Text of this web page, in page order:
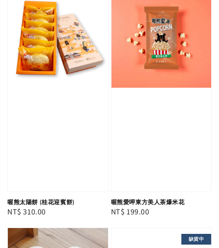
喔熊太陽餅 (桂花迎賓餅)
Regular
NT$ 310.00
喔熊愛呷東方美人茶爆米花
Regular
NT$ 199.00
缺貨中